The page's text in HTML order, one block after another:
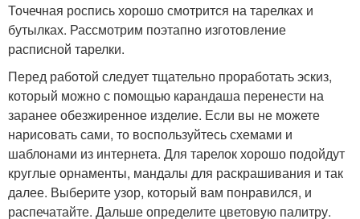
Точечная роспись хорошо смотрится на тарелках и
бутылках. Рассмотрим поэтапно изготовление
расписной тарелки.
Перед работой следует тщательно проработать эскиз,
который можно с помощью карандаша перенести на
заранее обезжиренное изделие. Если вы не можете
нарисовать сами, то воспользуйтесь схемами и
шаблонами из интернета. Для тарелок хорошо подойдут
круглые орнаменты, мандалы для раскрашивания и так
далее. Выберите узор, который вам понравился, и
распечатайте. Дальше определите цветовую палитру.